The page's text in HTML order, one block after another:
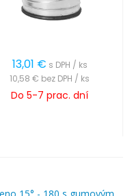
13,01 € s DPH / ks
10,58 € bez DPH / ks
Do 5-7 prac. dní